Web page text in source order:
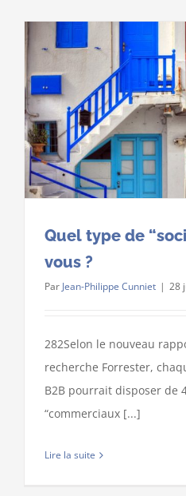
Quel type de
vous ?
Par Jean-Philippe Cunniet | 28
282Selon le nouveau
recherche Forrester,
B2B pourrait disposer de
“commerciaux [...]
Lire la suite
Copyright 2018-2020 EFFORST |